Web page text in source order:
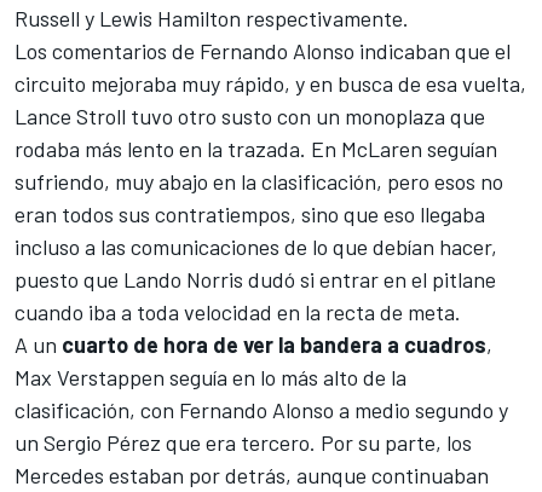
Russell y Lewis Hamilton respectivamente.
Los comentarios de Fernando Alonso indicaban que el
circuito mejoraba muy rápido, y en busca de esa vuelta,
Lance Stroll tuvo otro susto con un monoplaza que
rodaba más lento en la trazada. En McLaren seguían
sufriendo, muy abajo en la clasificación, pero esos no
eran todos sus contratiempos, sino que eso llegaba
incluso a las comunicaciones de lo que debían hacer,
puesto que Lando Norris dudó si entrar en el pitlane
cuando iba a toda velocidad en la recta de meta.
A un cuarto de hora de ver la bandera a cuadros,
Max Verstappen seguía en lo más alto de la
clasificación, con Fernando Alonso a medio segundo y
un Sergio Pérez que era tercero. Por su parte, los
Mercedes estaban por detrás, aunque continuaban